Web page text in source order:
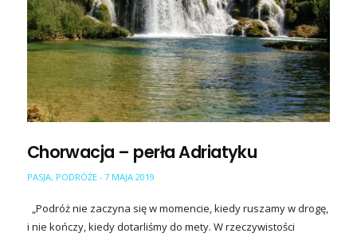
Chorwacja – perła Adriatyku
PASJA, PODRÓŻE - 7 MAJA 2019
„Podróż nie zaczyna się w momencie, kiedy ruszamy w drogę,
i nie kończy, kiedy dotarliśmy do mety. W rzeczywistości